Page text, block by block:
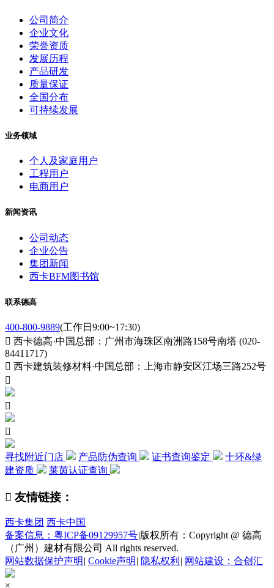
公司简介
企业文化
荣誉资质
发展历程
产品研发
质量保证
全国分布
可持续发展
业务领域
个人及家庭用户
工程用户
电商用户
新闻资讯
公司动态
企业公告
集团新闻
西卡BFM图书馆
联系德高
400-800-9889(工作日9:00~17:30)
 西卡德高·中国总部：广州市海珠区南洲路158号南塔 (020-
84411717)
 西卡建筑装修材料·中国总部：上海市静安区江场三路252号



寻找附近门店 产品防伪查询 证书查询鉴定
十环&绿
建资质
莱茵认证查询
 友情链接：
西卡集团 西卡中国
备案信息：粤ICP备09129957号|版权所有：Copyright @ 德高
（广州）建材有限公司 All rights reserved.
网站数据保护声明 | Cookie声明 | 隐私权利 | 网站建设：合创汇
×